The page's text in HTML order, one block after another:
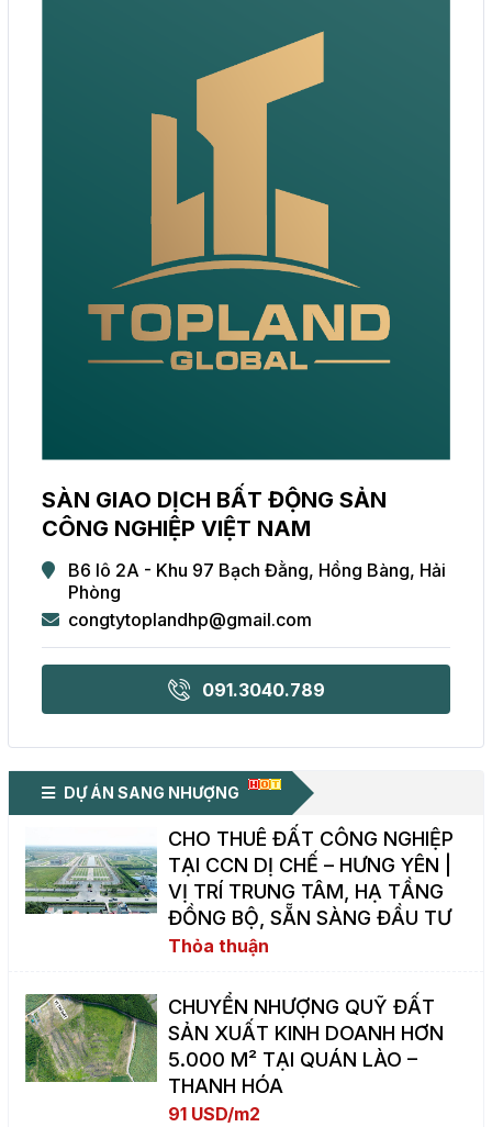
SÀN GIAO DỊCH BẤT ĐỘNG SẢN
CÔNG NGHIỆP VIỆT NAM
B6 lô 2A - Khu 97 Bạch Đằng, Hồng Bàng, Hải
Phòng
congtytoplandhp@gmail.com
091.3040.789
DỰ ÁN SANG NHƯỢNG
CHO THUÊ ĐẤT CÔNG NGHIỆP
TẠI CCN DỊ CHẾ – HƯNG YÊN |
VỊ TRÍ TRUNG TÂM, HẠ TẦNG
ĐỒNG BỘ, SẴN SÀNG ĐẦU TƯ
Thỏa thuận
CHUYỂN NHƯỢNG QUỸ ĐẤT
SẢN XUẤT KINH DOANH HƠN
5.000 M² TẠI QUÁN LÀO –
THANH HÓA
91 USD/m2